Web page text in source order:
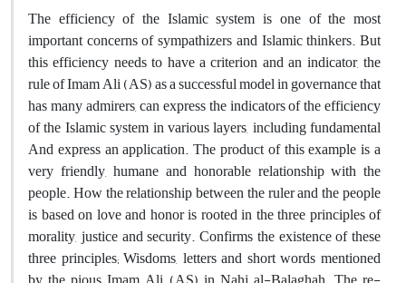
The efficiency of the Islamic system is one of the most
important concerns of sympathizers and Islamic thinkers. But
this efficiency needs to have a criterion and an indicator, the
rule of Imam Ali (AS) as a successful model in governance that
has many admirers, can express the indicators of the efficiency
of the Islamic system in various layers, including fundamental
And express an application. The product of this example is a
very friendly, humane and honorable relationship with the
people. How the relationship between the ruler and the people
is based on love and honor is rooted in the three principles of
morality, justice and security. Confirms the existence of these
three principles; Wisdoms, letters and short words mentioned